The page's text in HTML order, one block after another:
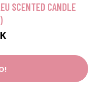
SCENTED CANDLE